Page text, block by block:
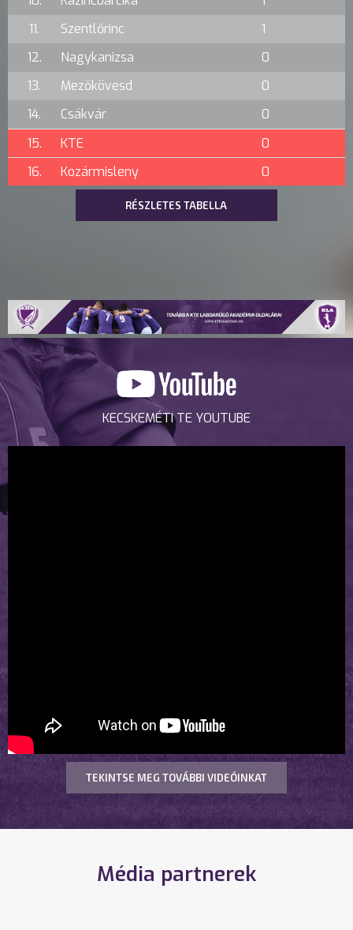
11.
Szentlőrinc
1
12.
Nagykanizsa
0
13.
Mezőkövesd
0
14.
Csákvár
0
15.
KTE
0
16.
Kozármisleny 0
RÉSZLETES TABELLA
KECSKEMÉTI TE YOUTUBE
TEKINTSE MEG TOVÁBBI VIDEÓINKAT
Média partnerek